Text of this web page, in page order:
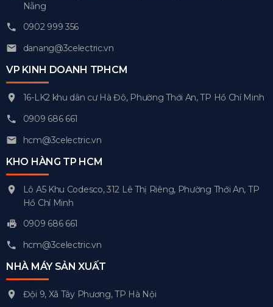
Nẵng
0902 999 356
danang@3celectric.vn
VP KINH DOANH TPHCM
16-LK2 khu dân cư Hà Đô, Phường Thới An, TP Hồ Chí Minh
0909 686 661
hcm@3celectric.vn
KHO HÀNG TP HCM
Lô A5 Khu Codesco, 312 Lê Thị Riêng, Phường Thới An, TP
Hồ Chí Minh
0909 686 661
hcm@3celectric.vn
NHÀ MÁY SẢN XUẤT
Đội 9, Xã Tây Phương, TP Hà Nội